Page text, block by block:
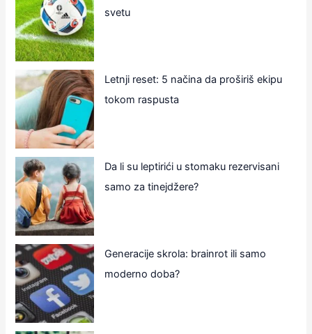
svetu
Letnji reset: 5 načina da proširiš ekipu
tokom raspusta
Da li su leptirići u stomaku rezervisani
samo za tinejdžere?
Generacije skrola: brainrot ili samo
moderno doba?